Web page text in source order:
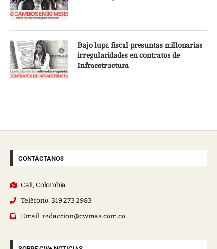
Bajo lupa fiscal presuntas millonarias
irregularidades en contratos de
Infraestructura
CONTÁCTANOS
Cali, Colombia
Teléfono: 319 273 2983
Email: redaccion@cwmas.com.co